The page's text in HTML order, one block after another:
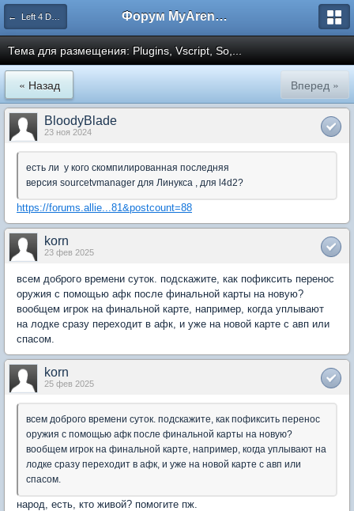
← Left 4 Dead 2 Форум MyArena.ru
Тема для размещения: Plugins, Vscript, So,...
« Назад Вперед »
BloodyBlade
23 ноя 2024
есть ли у кого скомпилированная последняя
версия sourcetvmanager для Линукса , для l4d2?
https://forums.allie...81&postcount=88
korn
23 фев 2025
всем доброго времени суток. подскажите, как пофиксить перенос
оружия с помощью афк после финальной карты на новую?
вообщем игрок на финальной карте, например, когда уплывают
на лодке сразу переходит в афк, и уже на новой карте с авп или
спасом.
korn
25 фев 2025
всем доброго времени суток. подскажите, как пофиксить перенос
оружия с помощью афк после финальной карты на новую?
вообщем игрок на финальной карте, например, когда уплывают на
лодке сразу переходит в афк, и уже на новой карте с авп или
спасом.
народ, есть, кто живой? помогите пж.